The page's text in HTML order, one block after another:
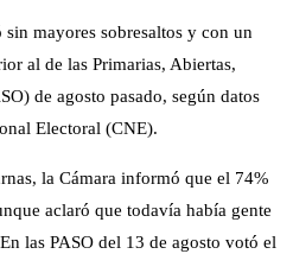
mayores sobresaltos y con un
al de las Primarias, Abiertas,
de agosto pasado, según datos
Electoral (CNE).
la Cámara informó que el 74%
aclaró que todavía había gente
las PASO del 13 de agosto votó el